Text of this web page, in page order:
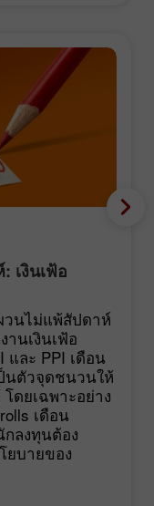
เงินเฟ้อ
นไม่แพ้สัปดาห์
นเงินเฟ้อ
ละ PPI เดือน
นตัวจุดชนวนให้
ดยเฉพาะอย่าง
เดือน
ลงทุนต้อง
ยบายของ